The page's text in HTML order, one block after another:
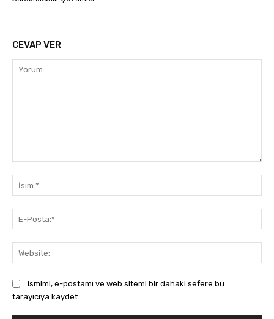
CEVAP VER
Ismimi, e-postamı ve web sitemi bir dahaki sefere bu
tarayıcıya kaydet.